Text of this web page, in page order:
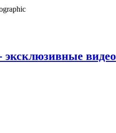
видео